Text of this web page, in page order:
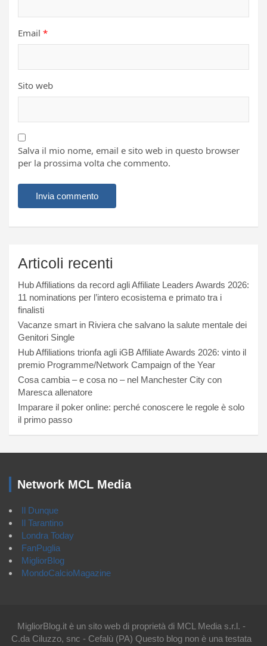
Email *
Sito web
Salva il mio nome, email e sito web in questo browser
per la prossima volta che commento.
Articoli recenti
Hub Affiliations da record agli Affiliate Leaders Awards 2026:
11 nominations per l’intero ecosistema e primato tra i
finalisti
Vacanze smart in Riviera che salvano la salute mentale dei
Genitori Single
Hub Affiliations trionfa agli iGB Affiliate Awards 2026: vinto il
premio Programme/Network Campaign of the Year
Cosa cambia – e cosa no – nel Manchester City con
Maresca allenatore
Imparare il poker online: perché conoscere le regole è solo
il primo passo
Network MCL Media
Il Dunque
Il Tarantino
Londra Today
FanPuglia
MigliorBlog
MondoCalcioMagazine
MigliorBlog.it è un sito web di proprietà di MCL Media s.r.l. -
C.da Ciluzzo, snc - Cefalù (PA) Questo blog non è una testata